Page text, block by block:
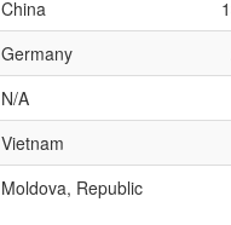
China
Germany
N/A
Vietnam
Moldova, Republic